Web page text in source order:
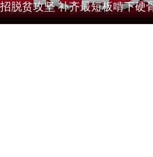
脱贫攻坚 补齐最短板啃下硬